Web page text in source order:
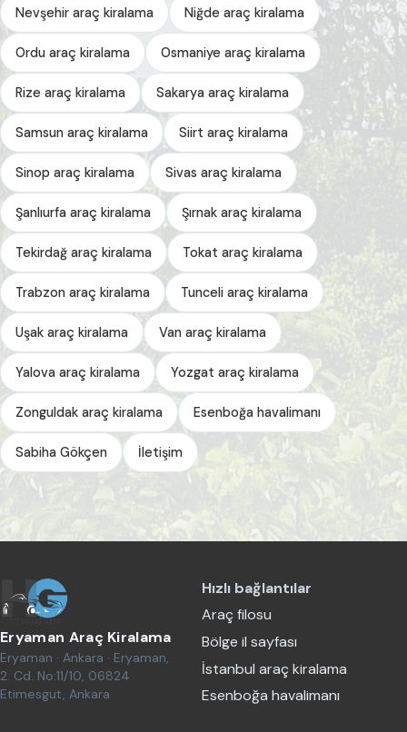
Nevşehir araç kiralama Niğde araç kiralama
Ordu araç kiralama Osmaniye araç kiralama
Rize araç kiralama Sakarya araç kiralama
Samsun araç kiralama Siirt araç kiralama
Sinop araç kiralama Sivas araç kiralama
Şanlıurfa araç kiralama Şırnak araç kiralama
Tekirdağ araç kiralama Tokat araç kiralama
Trabzon araç kiralama Tunceli araç kiralama
Uşak araç kiralama Van araç kiralama
Yalova araç kiralama Yozgat araç kiralama
Zonguldak araç kiralama Esenboğa havalimanı
Sabiha Gökçen İletişim
Eryaman Araç Kiralama
Eryaman · Ankara · Eryaman,
2. Cd. No:11/10, 06824
Etimesgut, Ankara
Hızlı bağlantılar
Araç filosu
Bölge il sayfası
İstanbul araç kiralama
Esenboğa havalimanı